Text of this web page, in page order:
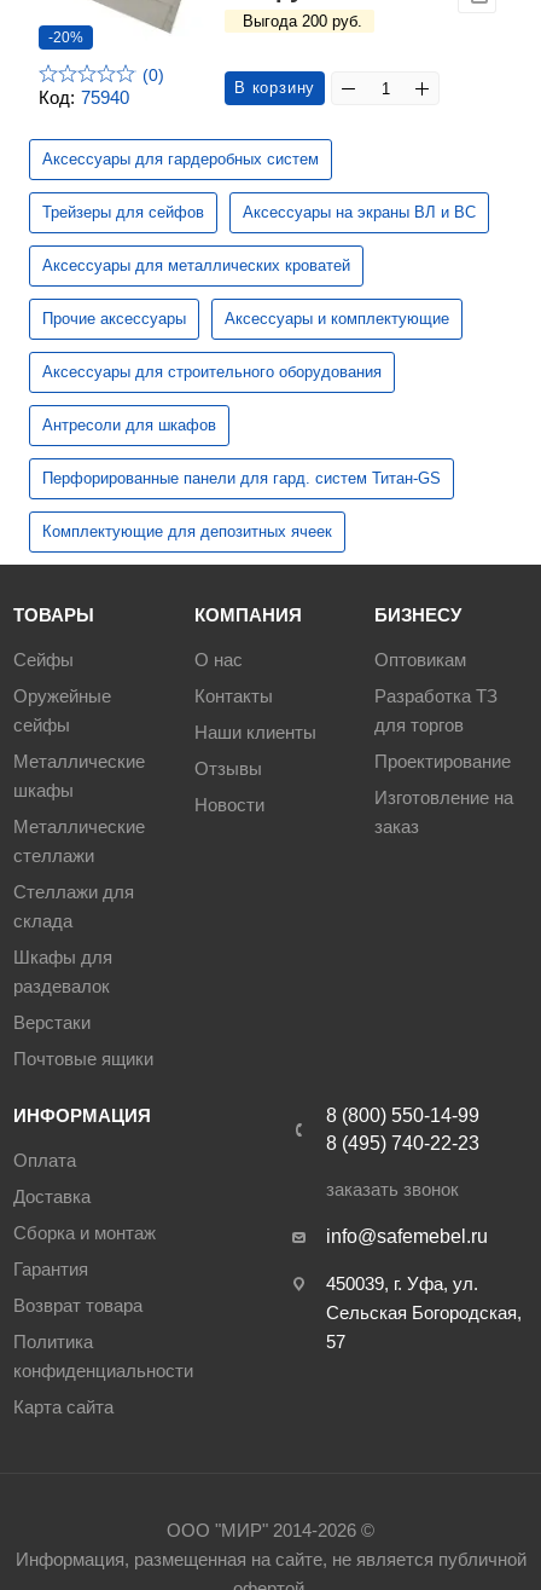
Код: 75940
-20%
(0)
Выгода 200 руб.
В корзину
Аксессуары для гардеробных систем
Трейзеры для сейфов Аксессуары на экраны ВЛ и ВС
Аксессуары для металлических кроватей
Прочие аксессуары Аксессуары и комплектующие
Аксессуары для строительного оборудования
Антресоли для шкафов
Перфорированные панели для гард. систем Титан-GS
Комплектующие для депозитных ячеек
ТОВАРЫ
Сейфы
Оружейные
сейфы
Металлические
шкафы
Металлические
стеллажи
Стеллажи для
склада
Шкафы для
раздевалок
Верстаки
Почтовые ящики
КОМПАНИЯ
О нас
Контакты
Наши клиенты
Отзывы
Новости
БИЗНЕСУ
Оптовикам
Разработка ТЗ
для торгов
Проектирование
Изготовление на
заказ
ИНФОРМАЦИЯ
Оплата
Доставка
Сборка и монтаж
Гарантия
Возврат товара
Политика
конфиденциальности
Карта сайта
8 (800) 550-14-99
8 (495) 740-22-23
заказать звонок
info@safemebel.ru
450039, г. Уфа, ул.
Сельская Богородская,
57
ООО "МИР" 2014-2026 ©
Информация, размещенная на сайте, не является публичной